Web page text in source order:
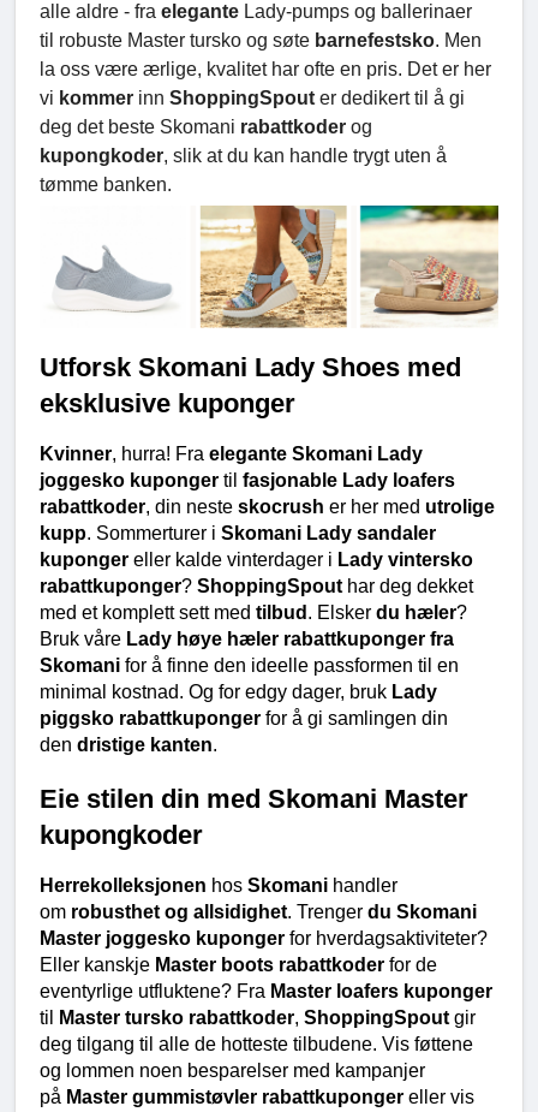
alle aldre - fra elegante Lady-pumps og ballerinaer
til robuste Master tursko og søte barnefestsko. Men
la oss være ærlige, kvalitet har ofte en pris. Det er her
vi kommer inn ShoppingSpout er dedikert til å gi
deg det beste Skomani rabattkoder og
kupongkoder, slik at du kan handle trygt uten å
tømme banken.
Utforsk Skomani Lady Shoes med
eksklusive kuponger
Kvinner, hurra! Fra elegante Skomani Lady
joggesko kuponger til fasjonable Lady loafers
rabattkoder, din neste skocrush er her med utrolige
kupp. Sommerturer i Skomani Lady sandaler
kuponger eller kalde vinterdager i Lady vintersko
rabattkuponger? ShoppingSpout har deg dekket
med et komplett sett med tilbud . Elsker du hæler?
Bruk våre Lady høye hæler rabattkuponger fra
Skomani for å finne den ideelle passformen til en
minimal kostnad. Og for edgy dager, bruk Lady
piggsko rabattkuponger for å gi samlingen din
den dristige kanten.
Eie stilen din med Skomani Master
kupongkoder
Herrekolleksjonen hos Skomani handler
om robusthet og allsidighet. Trenger du Skomani
Master joggesko kuponger for hverdagsaktiviteter?
Eller kanskje Master boots rabattkoder for de
eventyrlige utfluktene? Fra Master loafers kuponger
til
Master tursko rabattkoder, ShoppingSpout gir
deg tilgang til alle de hotteste tilbudene. Vis føttene
og lommen noen besparelser med kampanjer
på Master gummistøvler rabattkuponger eller vis